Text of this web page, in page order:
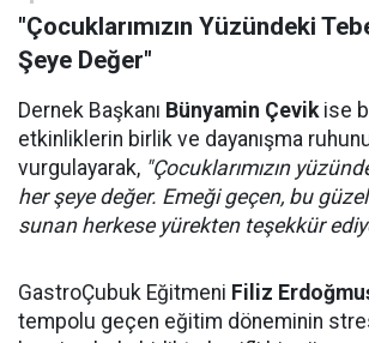
"Çocuklarımızın Yüzündeki
Şeye Değer"
Dernek Başkanı Bünyamin Çevikise
etkinliklerin birlik ve dayanışma
vurgulayarak, "Çocuklarımızın
her şeye değer. Emeği geçen, bu
sunan herkese yürekten teşekkür
GastroÇubuk Eğitmeni Filiz
tempolu geçen eğitim döneminin